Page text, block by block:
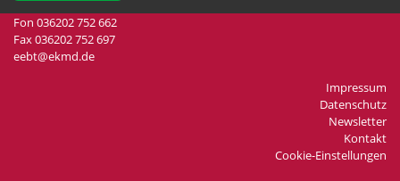
Fon 036202 752 662
Fax 036202 752 697
eebt@ekmd.de
Impressum
Datenschutz
Newsletter
Kontakt
Cookie-Einstellungen